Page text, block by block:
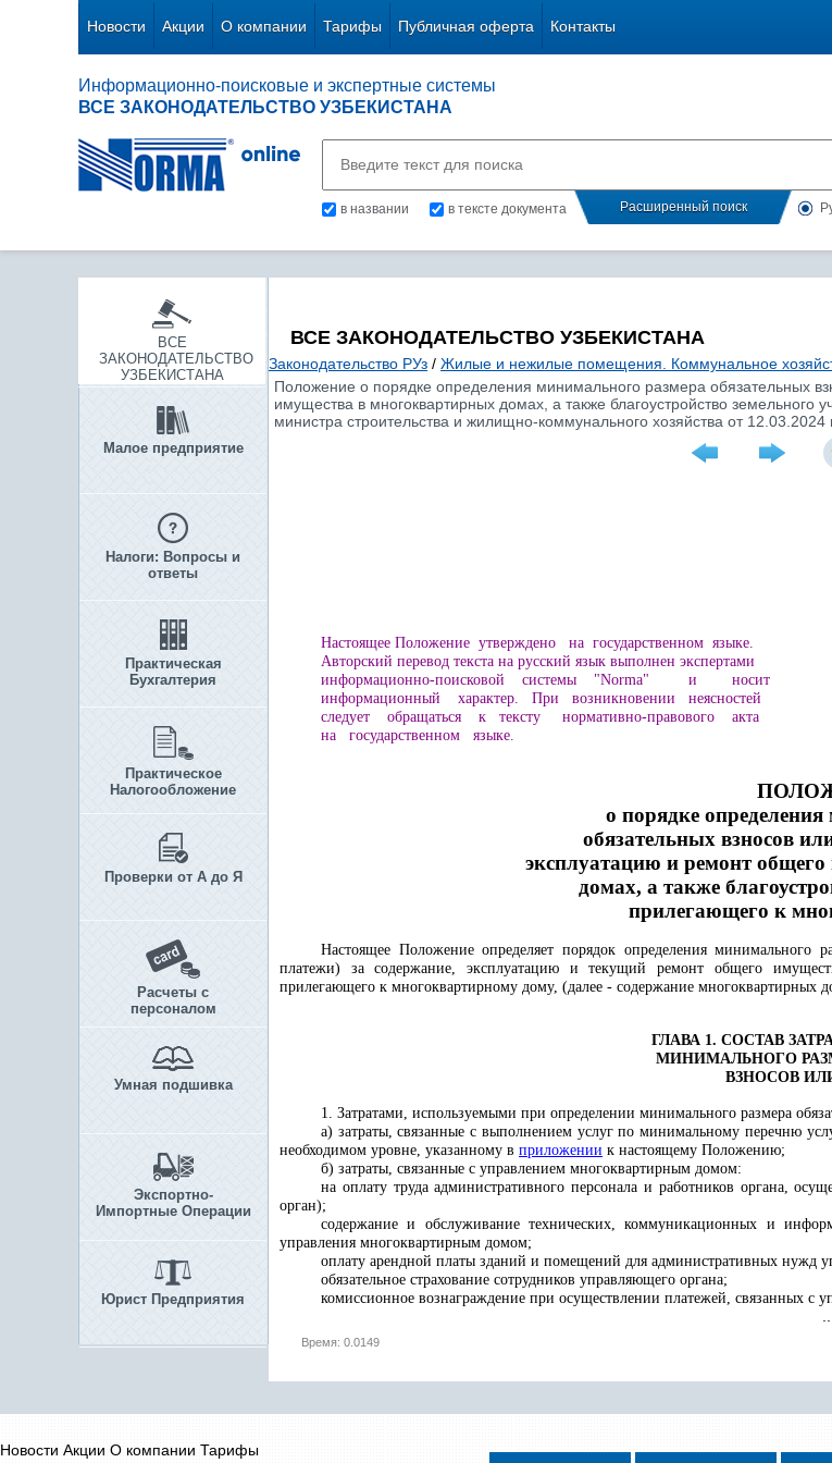
Новости Акции О компании Тарифы Публичная оферта Контакты
Информационно-поисковые и экспертные системы
ВСЕ ЗАКОНОДАТЕЛЬСТВО УЗБЕКИСТАНА
в названии в тексте документа Расширенный поиск
ВСЕ
ЗАКОНОДАТЕЛЬСТВО
УЗБЕКИСТАНА
Малое предприятие
Налоги: Вопросы и
ответы
Практическая
Бухгалтерия
Практическое
Налогообложение
Проверки от А до Я
Расчеты с
персоналом
Умная подшивка
Экспортно-
Импортные Операции
Юрист Предприятия
ВСЕ ЗАКОНОДАТЕЛЬСТВО УЗБЕКИСТАНА
Законодательство РУз / Жилые и нежилые помещения. Коммунальное
Положение о порядке определения минимального размера обязательных
имущества в многоквартирных домах, а также благоустройство
министра строительства и жилищно-коммунального хозяйства от
Настоящее Положение утверждено на государственном языке.
Авторский перевод текста на русский язык выполнен экспертами
информационно-поисковой системы "Norma" и носит
информационный характер. При возникновении неясностей
следует обращаться к тексту нормативно-правового акта
на государственном языке.
о порядке
обязательных взносов
эксплуатацию и ремонт
домах, а также
прилегающего к
Настоящее Положение определяет порядок определения минимального
платежи) за содержание, эксплуатацию и текущий ремонт общего
прилегающего к многоквартирному дому, (далее - содержание многоквартирных
ГЛАВА 1. СОСТАВ
МИНИМАЛЬНОГО
ВЗНОСОВ
1. Затратами, используемыми при определении минимального размера
а) затраты, связанные с выполнением услуг по минимальному перечню
необходимом уровне, указанному в приложении к настоящему Положению;
б) затраты, связанные с управлением многоквартирным домом:
на оплату труда административного персонала и работников органа,
орган);
содержание и обслуживание технических, коммуникационных и
управления многоквартирным домом;
оплату арендной платы зданий и помещений для административных нужд
обязательное страхование сотрудников управляющего органа;
комиссионное вознаграждение при осуществлении платежей, связанных с
Время: 0.0149
Новости Акции О компании Тарифы